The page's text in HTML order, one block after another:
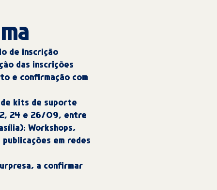
de inscrição
das inscrições
e confirmação com
kits de suporte
24 e 26/09, entre
Workshops,
em redes
a confirmar